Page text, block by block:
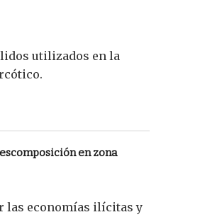
utilizados en la
en zona
las economías ilícitas y